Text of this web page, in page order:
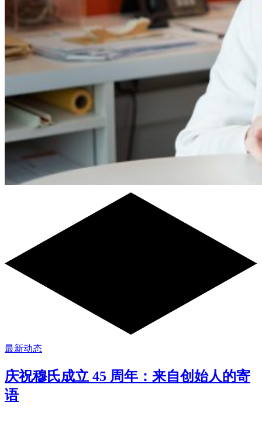
最新动态
庆祝穆氏成立 45 周年：来自创始人的寄
语